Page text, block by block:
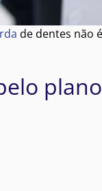
de dentes não